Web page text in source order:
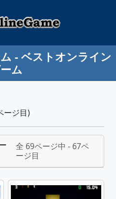
- ベストオンライン
ム
ージ目)
全 69ページ中 - 67ペ
ージ目